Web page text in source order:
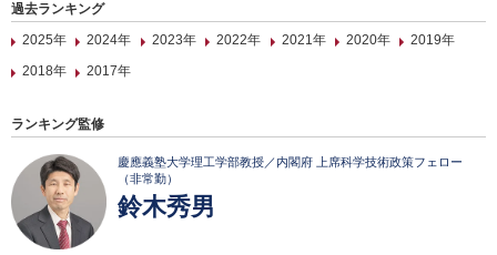
過去ランキング
2025年
2024年 2023年 2022年 2021年 2020年
2019年
2018年
2017年
ランキング監修
慶應義塾大学理工学部教授／内閣府 上席科学技術政策フェロー
（非常勤）
鈴木秀男